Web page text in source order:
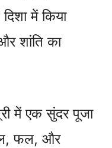
में किया
शांति का
में एक सुंदर पूजा
फल, और